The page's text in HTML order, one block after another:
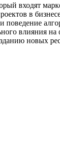
входят
в
поведение
влияния
новых